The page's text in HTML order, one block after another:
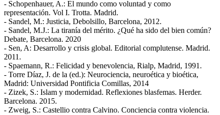
- Schopenhauer, A.: El mundo como voluntad y como
representación. Vol I. Trotta. Madrid.
- Sandel, M.: Justicia, Debolsillo, Barcelona, 2012.
- Sandel, M.J.: La tiranía del mérito. ¿Qué ha sido del bien común?
Debate, Barcelona. 2020
- Sen, A: Desarrollo y crisis global. Editorial complutense. Madrid.
2011.
- Spaemann, R.: Felicidad y benevolencia, Rialp, Madrid, 1991.
- Torre Díaz, J. de la (ed.): Neurociencia, neuroética y bioética,
Madrid: Universidad Pontificia Comillas, 2014
- Zizek, S.: Islam y modernidad. Reflexiones blasfemas. Herder.
Barcelona. 2015.
- Zweig, S.: Castellio contra Calvino. Conciencia contra violencia.